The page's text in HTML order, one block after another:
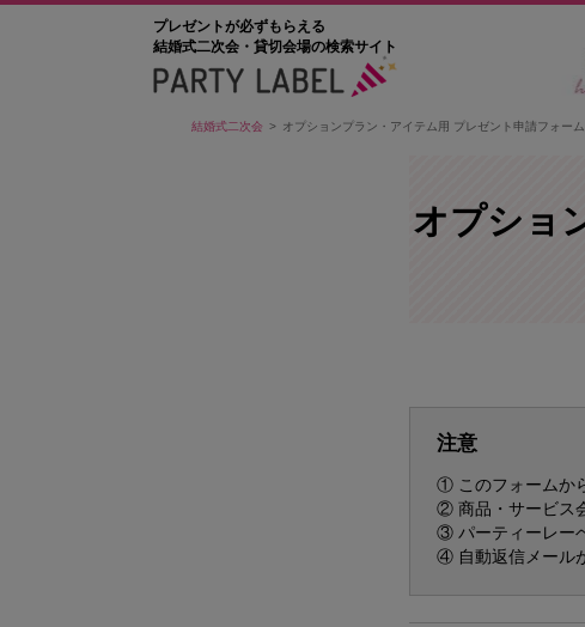
プレゼントが必ずもらえる
結婚式二次会・貸切会場の検索サイト
結婚式二次会 オプションプラン・アイテム用 プレゼント申請フォーム
オプショ
注意
① このフォームか
② 商品・サービス
③ パーティーレー
④ 自動返信メール